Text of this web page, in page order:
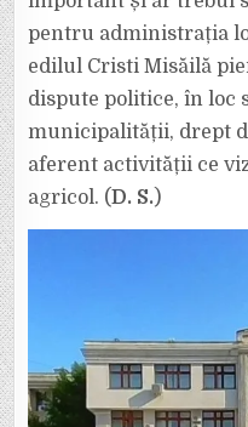
pentru administrația
edilul Cristi Misăilă
dispute politice, în loc
municipalității, drept
aferent activității ce
agricol. (D. S.)